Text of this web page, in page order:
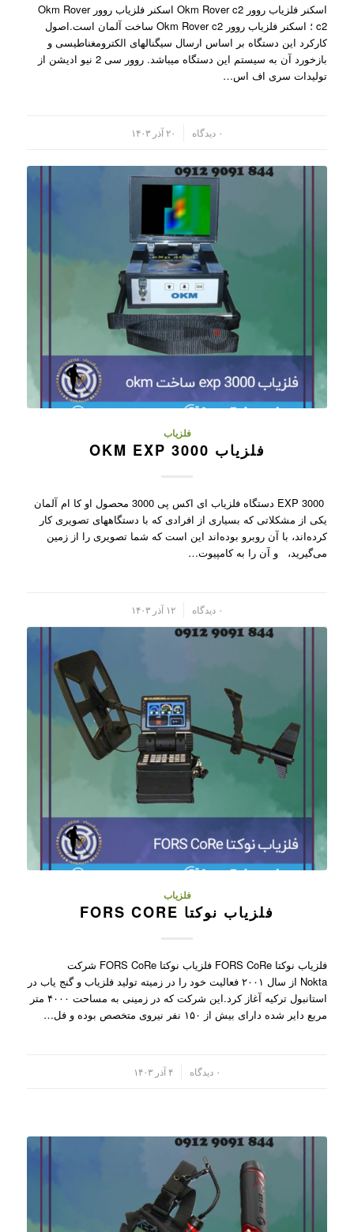
اسکنر فلزیاب روور Okm Rover c2 اسکنر فلزیاب روور Okm Rover
c2 ؛ اسکنر فلزیاب روور Okm Rover c2 ساخت آلمان است.اصول
کارکرد این دستگاه بر اساس ارسال سیگنالهای الکترومغناطیسی و
بازخورد آن به سیستم این دستگاه میباشد. روور سی 2 نیو ادیشن از
تولیدات سری اف اس…
۰ دیدگاه ۲۰ آذر ۱۴۰۳
فلزیاب
فلزیاب OKM EXP 3000
EXP 3000 دستگاه فلزیاب ای اکس پی 3000 محصول او کا ام آلمان
یکی از مشکلاتی که بسیاری از افرادی که با دستگاههای تصویری کار
کرده‌اند، با آن روبرو بوده‌اند این است که شما تصویری را از زمین
می‌گیرید، و آن را به کامپیو‌ت…
۰ دیدگاه ۱۲ آذر ۱۴۰۳
فلزیاب
فلزیاب نوکتا FORS CORE
فلزیاب نوکتا FORS CoRe فلزیاب نوکتا FORS CoRe شرکت
Nokta از سال ۲۰۰۱ فعالیت خود را در زمیته تولید فلزیاب و گنج یاب در
استانبول ترکیه آغاز کرد.این شرکت که در زمینی به مساحت ۴۰۰۰ متر
مربع دایر شده دارای بیش از ۱۵۰ نفر نیروی متخصص بوده و فل…
۰ دیدگاه ۴ آذر ۱۴۰۳